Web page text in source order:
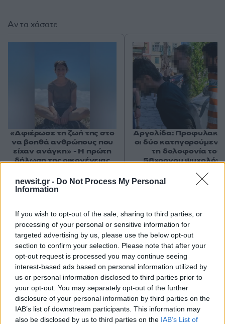
newsit.gr - Do Not Process My Personal
Information
If you wish to opt-out of the sale, sharing to third parties, or
processing of your personal or sensitive information for
targeted advertising by us, please use the below opt-out
section to confirm your selection. Please note that after your
opt-out request is processed you may continue seeing
interest-based ads based on personal information utilized by
us or personal information disclosed to third parties prior to
your opt-out. You may separately opt-out of the further
disclosure of your personal information by third parties on the
IAB’s list of downstream participants. This information may
also be disclosed by us to third parties on the IAB’s List of
Σχόλια
Σχολίασε εδώ
50 /50
Αν τα χάσατε
«Αφιέρωσε τη ζωή της στο
να βοηθά ανθρώπους που
είχαν ανάγκη» - Η πρώτη
δήλωση της οικογένειας
βρέθηκε νεκρή στην
Κυψέλη
Αργολίδα:
οι δύο
τη δολοφονία του
58χρονου